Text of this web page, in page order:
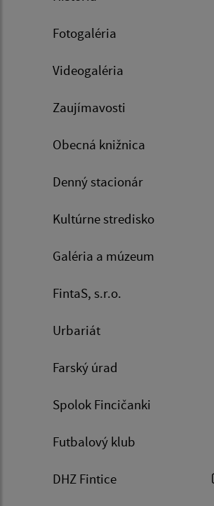
Fotogaléria
Videogaléria
Zaujímavosti
Obecná knižnica
Denný stacionár
Kultúrne stredisko
Galéria a múzeum
FintaS, s.r.o.
Urbariát
Farský úrad
Spolok Fincičanki
Futbalový klub
DHZ Fintice